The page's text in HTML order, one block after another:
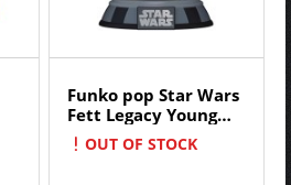
Funko pop Star Wars
Fett Legacy Young
Boba Fett 736 9cm
OUT OF STOCK